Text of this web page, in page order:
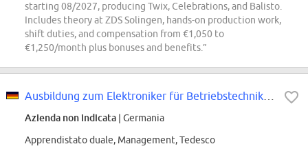
starting 08/2027, producing Twix, Celebrations, and Balisto.
Includes theory at ZDS Solingen, hands-on production work,
shift duties, and compensation from €1,050 to
€1,250/month plus bonuses and benefits.”
Azienda non indicata | Germania
Apprendistato duale, Management, Tedesco